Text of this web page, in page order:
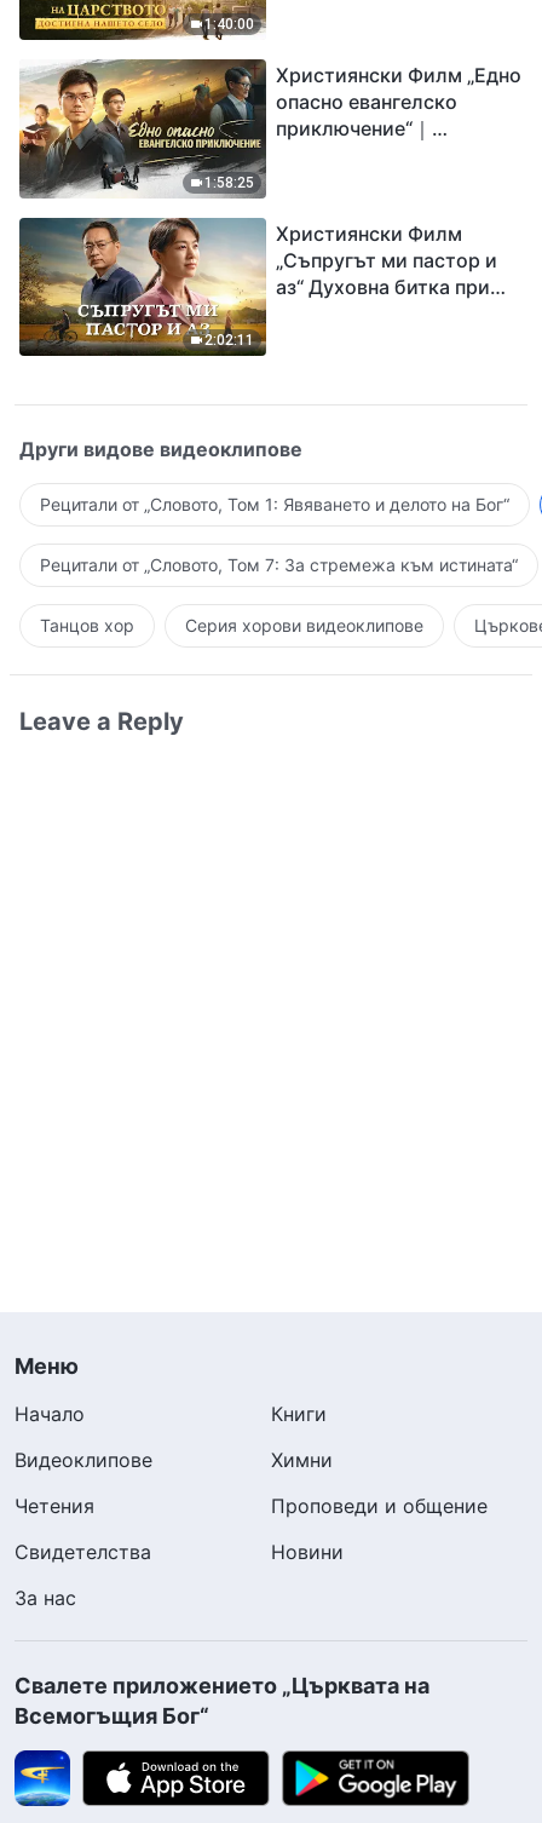
1:40:00
1:58:25
Християнски Филм „Едно
опасно евангелско
приключение“｜
Исус
2:02:11
Християнски Филм
„Съпругът ми пастор и
аз“ Духовна битка при
Други видове видеоклипове
Рецитали от „Словото, Том 1: Явяването и делото на Бог“
Рецитали от „Словото, Том 7: За стремежа към истината“
Танцов хор Серия хорови видеоклипове
Leave a Reply
Меню
Начало
Книги
Видеоклипове
Химни
Четения
Проповеди и общение
Свидетелства
Новини
За нас
Свалете приложението „Църквата на
Всемогъщия Бог“